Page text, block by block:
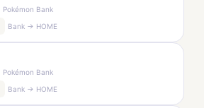
Pokémon Bank
Bank → HOME
Pokémon Bank
Bank → HOME